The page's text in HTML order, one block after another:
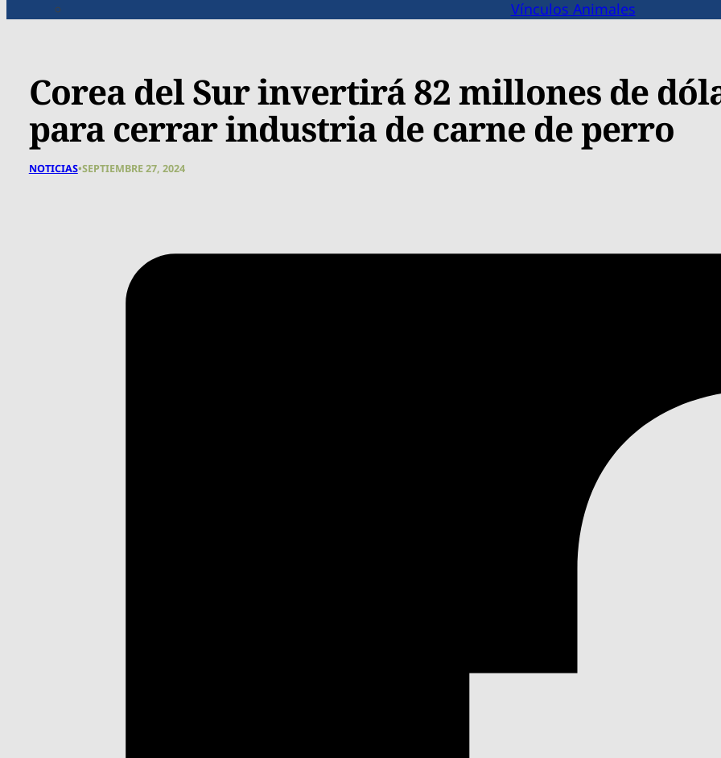
Vínculos Animales
Corea del Sur invertirá 82 millones de
para cerrar industria de carne de perro
NOTICIAS•SEPTIEMBRE 27, 2024